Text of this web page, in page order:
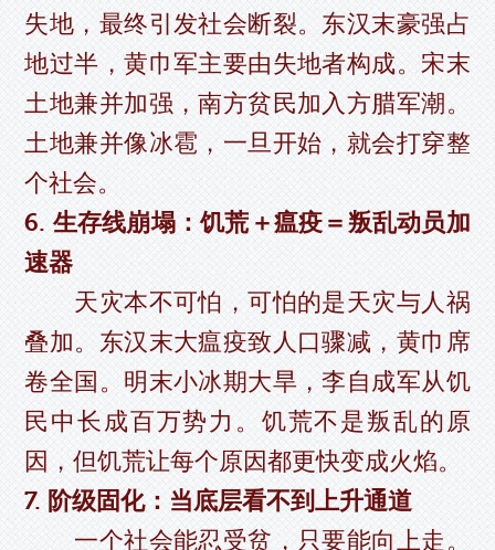
失地，最终引发社会断裂。东汉末豪强占
地过半，黄巾军主要由失地者构成。宋末
土地兼并加强，南方贫民加入方腊军潮。
土地兼并像冰雹，一旦开始，就会打穿整
个社会。
6. 生存线崩塌：饥荒＋瘟疫＝叛乱动员加
速器
天灾本不可怕，可怕的是天灾与人祸
叠加。东汉末大瘟疫致人口骤减，黄巾席
卷全国。明末小冰期大旱，李自成军从饥
民中长成百万势力。饥荒不是叛乱的原
因，但饥荒让每个原因都更快变成火焰。
7. 阶级固化：当底层看不到上升通道
一个社会能忍受贫，只要能向上走。